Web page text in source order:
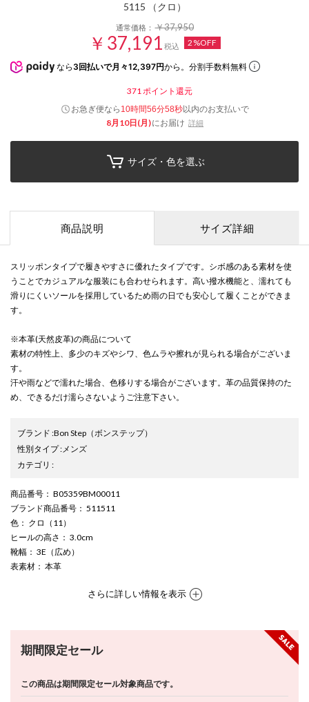
5115 （クロ）
通常価格：￥37,950
￥37,191 税込 2%OFF
なら 3回払いで月々12,397円から。分割手数料無料
371 ポイント還元
お急ぎ便なら 10時間56分58秒以内のお支払いで
8月10日(月)にお届け 詳細
サイズ・色を選ぶ
商品説明 サイズ詳細
スリッポンタイプで履きやすさに優れたタイプです。シボ感のある素材を使
うことでカジュアルな服装にも合わせられます。高い撥水機能と、濡れても
滑りにくいソールを採用しているため雨の日でも安心して履くことができま
す。
※本革(天然皮革)の商品について
素材の特性上、多少のキズやシワ、色ムラや擦れが見られる場合がございま
す。
汗や雨などで濡れた場合、色移りする場合がございます。革の品質保持のた
め、できるだけ濡らさないようご注意下さい。
ブランド :Bon Step （ボンステップ）
性別タイプ: メンズ
カテゴリ :
商品番号 ： B05359BM00011
ブランド商品番号 ： 511511
色 ： クロ（11）
ヒールの高さ ： 3.0cm
靴幅 ： 3E（広め）
表素材 ： 本革
さらに詳しい情報を表示
期間限定セール
この商品は期間限定セール対象商品です。